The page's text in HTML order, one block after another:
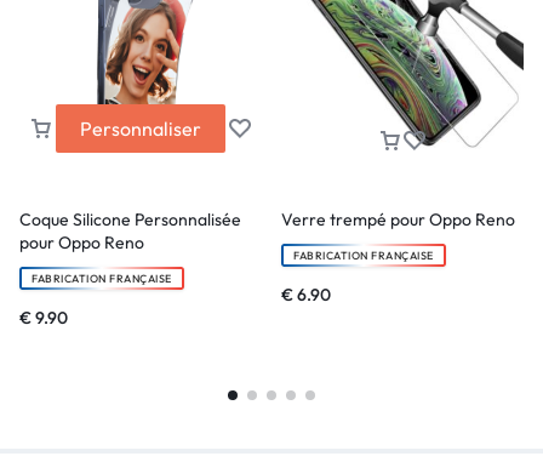
Personnaliser
Coque Silicone Personnalisée
pour Oppo Reno
FABRICATION FRANÇAISE
€9.90
Verre trempé pour Oppo Reno
FABRICATION FRANÇAISE
€6.90